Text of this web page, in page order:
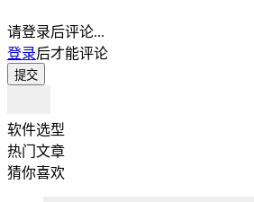
请登录后评论...
登录后才能评论
提交
软件选型
热门文章
猜你喜欢